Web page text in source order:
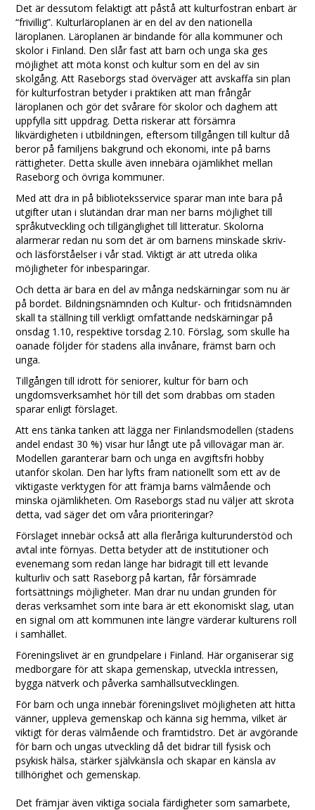
Det är dessutom felaktigt att påstå att kulturfostran enbart är
“frivillig”. Kulturläroplanen är en del av den nationella
läroplanen. Läroplanen är bindande för alla kommuner och
skolor i Finland. Den slår fast att barn och unga ska ges
möjlighet att möta konst och kultur som en del av sin
skolgång. Att Raseborgs stad överväger att avskaffa sin plan
för kulturfostran betyder i praktiken att man frångår
läroplanen och gör det svårare för skolor och daghem att
uppfylla sitt uppdrag. Detta riskerar att försämra
likvärdigheten i utbildningen, eftersom tillgången till kultur då
beror på familjens bakgrund och ekonomi, inte på barns
rättigheter. Detta skulle även innebära ojämlikhet mellan
Raseborg och övriga kommuner.
Med att dra in på biblioteksservice sparar man inte bara på
utgifter utan i slutändan drar man ner barns möjlighet till
språkutveckling och tillgänglighet till litteratur. Skolorna
alarmerar redan nu som det är om barnens minskade skriv-
och läsförståelser i vår stad. Viktigt är att utreda olika
möjligheter för inbesparingar.
Och detta är bara en del av många nedskärningar som nu är
på bordet. Bildningsnämnden och Kultur- och fritidsnämnden
skall ta ställning till verkligt omfattande nedskärningar på
onsdag 1.10, respektive torsdag 2.10. Förslag, som skulle ha
oanade följder för stadens alla invånare, främst barn och
unga.
Tillgången till idrott för seniorer, kultur för barn och
ungdomsverksamhet hör till det som drabbas om staden
sparar enligt förslaget.
Att ens tänka tanken att lägga ner Finlandsmodellen (stadens
andel endast 30 %) visar hur långt ute på villovägar man är.
Modellen garanterar barn och unga en avgiftsfri hobby
utanför skolan. Den har lyfts fram nationellt som ett av de
viktigaste verktygen för att främja barns välmående och
minska ojämlikheten. Om Raseborgs stad nu väljer att skrota
detta, vad säger det om våra prioriteringar?
Förslaget innebär också att alla fleråriga kulturunderstöd och
avtal inte förnyas. Detta betyder att de institutioner och
evenemang som redan länge har bidragit till ett levande
kulturliv och satt Raseborg på kartan, får försämrade
fortsättnings möjligheter. Man drar nu undan grunden för
deras verksamhet som inte bara är ett ekonomiskt slag, utan
en signal om att kommunen inte längre värderar kulturens roll
i samhället.
Föreningslivet är en grundpelare i Finland. Här organiserar sig
medborgare för att skapa gemenskap, utveckla intressen,
bygga nätverk och påverka samhällsutvecklingen.
För barn och unga innebär föreningslivet möjligheten att hitta
vänner, uppleva gemenskap och känna sig hemma, vilket är
viktigt för deras välmående och framtidstro. Det är avgörande
för barn och ungas utveckling då det bidrar till fysisk och
psykisk hälsa, stärker självkänsla och skapar en känsla av
tillhörighet och gemenskap.
Det främjar även viktiga sociala färdigheter som samarbete,